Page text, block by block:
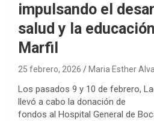
impulsando el
salud y la
Marfil
25 febrero, 2026 Maria Esther
Los pasados 9 y 10 de febrero,
llevó a cabo la donación de
fondos al Hospital General de